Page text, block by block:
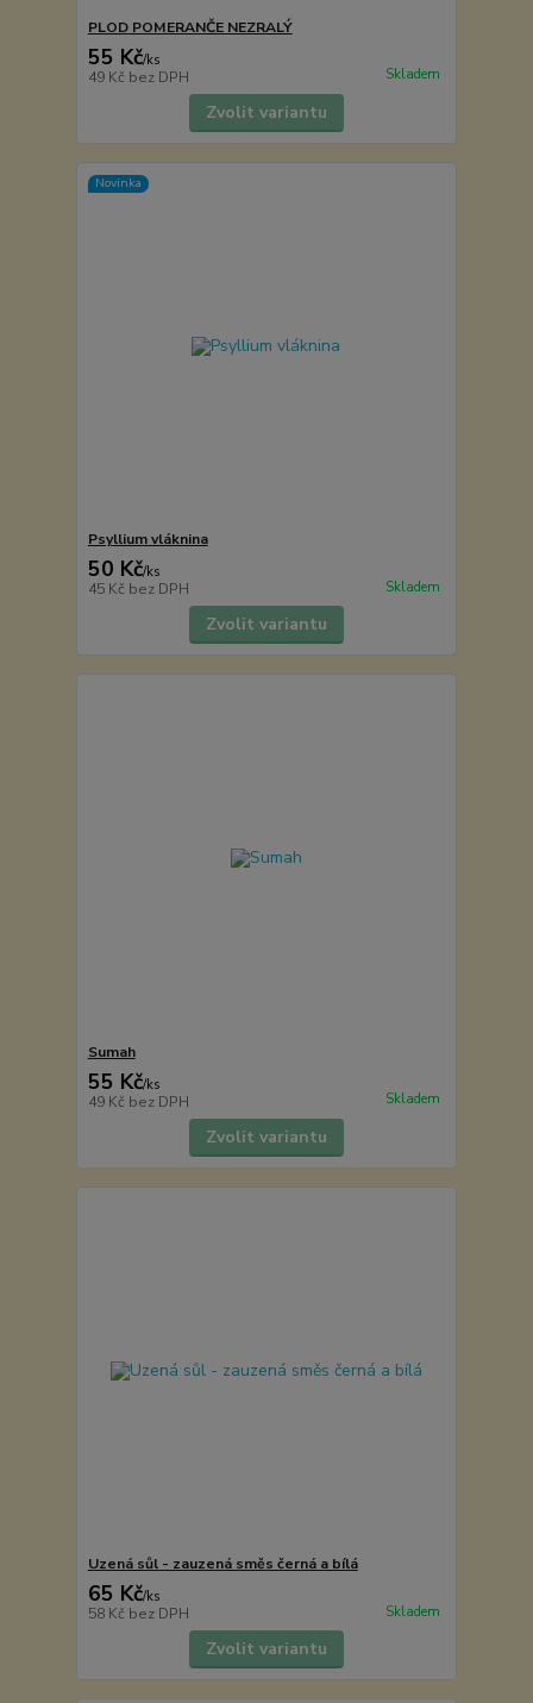
PLOD POMERANČE NEZRALÝ
55 Kč/ks
49 Kč bez DPH Skladem
Zvolit variantu
Novinka
Psyllium vláknina
50 Kč/ks
45 Kč bez DPH Skladem
Zvolit variantu
Sumah
55 Kč/ks
49 Kč bez DPH Skladem
Zvolit variantu
Uzená sůl - zauzená směs černá a bílá
65 Kč/ks
58 Kč bez DPH Skladem
Zvolit variantu